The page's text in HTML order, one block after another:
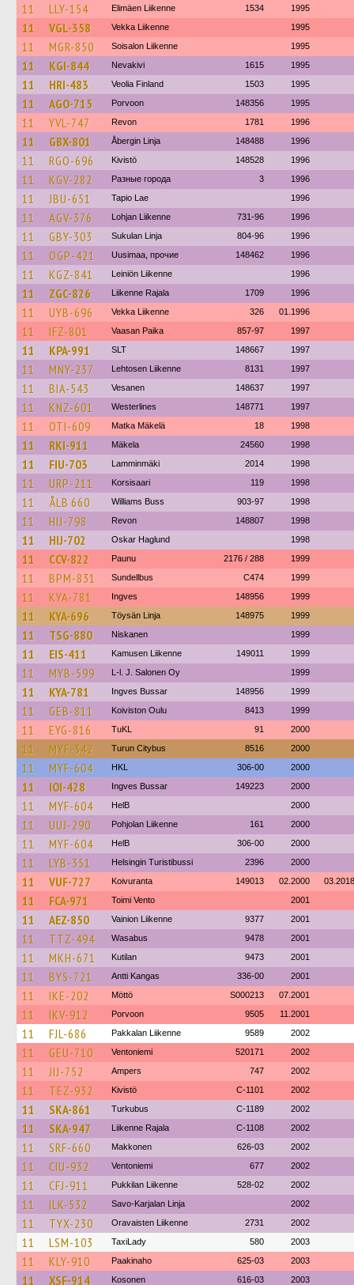
11 LLY-154 Elimäen Liikenne 1534 1995
11 VGL-358 Vekka Liikenne 1995
11 MGR-850 Soisalon Liikenne 1995
11 KGI-844 Nevakivi 1615 1995
11 HRI-483 Veolia Finland 1503 1995
11 AGO-715 Porvoon 148356 1995
11 YVL-747 Revon 1781 1996
11 GBX-801 Åbergin Linja 148488 1996
11 RGO-696 Kivistö 148528 1996
11 KGV-282 Разные города 3 1996
11 JBU-651 Tapio Lae 1996
11 AGV-376 Lohjan Liikenne 731-96 1996
11 GBY-303 Sukulan Linja 804-96 1996
11 OGP-421 Uusimaa, прочие 148462 1996
11 KGZ-841 Leiniön Liikenne 1996
11 ZGC-826 Liikenne Rajala 1709 1996
11 UYB-696 Vekka Liikenne 326 01.1996
11 IFZ-801 Vaasan Paika 857-97 1997
11 KPA-991 SLT 148667 1997
11 MNY-237 Lehtosen Liikenne 8131 1997
11 BIA-543 Vesanen 148637 1997
11 KNZ-601 Westerlines 148771 1997
11 OTI-609 Matka Mäkelä 18 1998
11 RKI-911 Mäkela 24560 1998
11 FIU-703 Lamminmäki 2014 1998
11 URP-211 Korsisaari 119 1998
11 ÅLB 660 Williams Buss 903-97 1998
11 HIJ-798 Revon 148807 1998
11 HIJ-702 Oskar Haglund 1998
11 CCV-822 Paunu 2176 / 288 1999
11 BPM-831 Sundellbus C474 1999
11 KYA-781 Ingves 148956 1999
11 KYA-696 Töysän Linja 148975 1999
11 TSG-880 Niskanen 1999
11 EIS-411 Kamusen Liikenne 149011 1999
11 MYB-599 L-l. J. Salonen Oy 1999
11 KYA-781 Ingves Bussar 148956 1999
11 GEB-811 Koiviston Oulu 8413 1999
11 EYG-816 TuKL 91 2000
11 MYF-342 Turun Citybus 8516 2000
11 MYF-604 HKL 306-00 2000
11 IOI-428 Ingves Bussar 149223 2000
11 MYF-604 HelB 2000
11 UUJ-290 Pohjolan Liikenne 161 2000
11 MYF-604 HelB 306-00 2000
11 LYB-351 Helsingin Turistibussi 2396 2000
11 VUF-727 Koivuranta 149013 02.2000 03.2018
11 FCA-971 Toimi Vento 2001
11 AEZ-850 Vainion Liikenne 9377 2001
11 TTZ-494 Wasabus 9478 2001
11 MKH-671 Kutilan 9473 2001
11 BYS-721 Antti Kangas 336-00 2001
11 IKE-202 Möttö S000213 07.2001
11 IKV-912 Porvoon 9505 11.2001
11 FJL-686 Pakkalan Liikenne 9589 2002
11 GEU-710 Ventoniemi 520171 2002
11 JIJ-752 Ampers 747 2002
11 TEZ-932 Kivistö C-1101 2002
11 SKA-861 Turkubus C-1189 2002
11 SKA-947 Liikenne Rajala C-1108 2002
11 SRF-660 Makkonen 626-03 2002
11 CIU-932 Ventoniemi 677 2002
11 CFJ-911 Pukkilan Liikenne 528-02 2002
11 ILK-532 Savo-Karjalan Linja 2002
11 TYX-230 Oravaisten Liikenne 2731 2002
11 LSM-103 TaxiLady 580 2003
11 KLY-910 Paakinaho 625-03 2003
11 XSF-914 Kosonen 616-03 2003